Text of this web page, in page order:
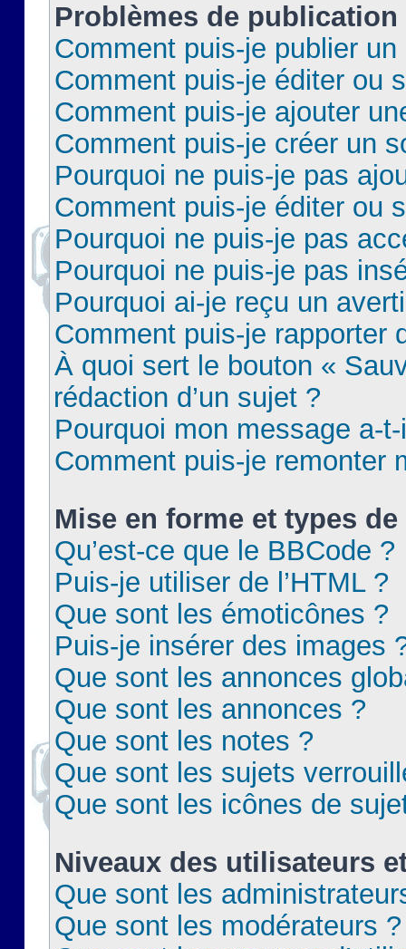
Problèmes de publication
Comment puis-je publier
Comment puis-je éditer ou
Comment puis-je ajouter
Comment puis-je créer un
Pourquoi ne puis-je pas
Comment puis-je éditer ou
Pourquoi ne puis-je pas
Pourquoi ne puis-je pas
Pourquoi ai-je reçu un
Comment puis-je rapporter
À quoi sert le bouton «
rédaction d’un sujet ?
Pourquoi mon message a-
Comment puis-je remonter
Mise en forme et types
Qu’est-ce que le BBCode ?
Puis-je utiliser de l’HTML ?
Que sont les émoticônes ?
Puis-je insérer des images
Que sont les annonces
Que sont les annonces ?
Que sont les notes ?
Que sont les sujets
Que sont les icônes de
Niveaux des utilisateurs
Que sont les
Que sont les modérateurs ?